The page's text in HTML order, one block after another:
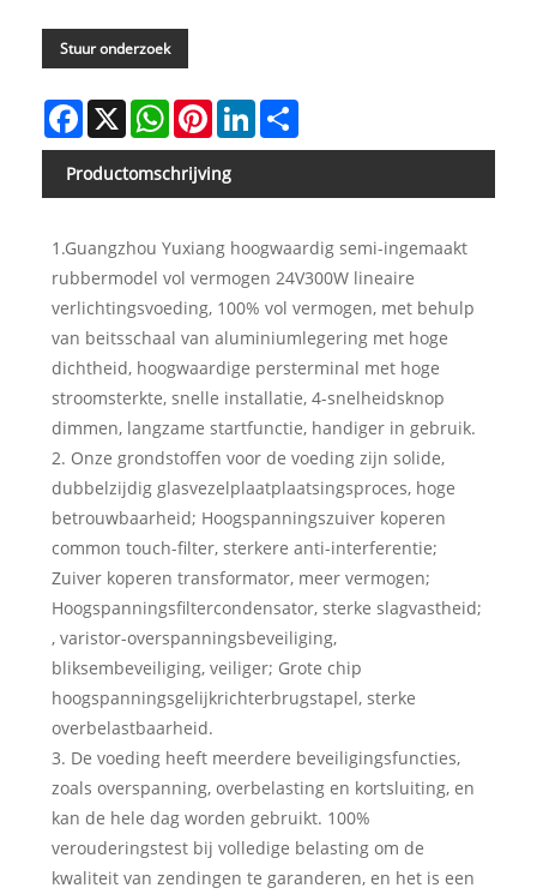
Stuur onderzoek
Facebook
X WhatsAppPinterestLinkedIn
Productomschrijving
1.Guangzhou Yuxiang hoogwaardig semi-ingemaakt
rubbermodel vol vermogen 24V300W lineaire
verlichtingsvoeding, 100% vol vermogen, met behulp
van beitsschaal van aluminiumlegering met hoge
dichtheid, hoogwaardige persterminal met hoge
stroomsterkte, snelle installatie, 4-snelheidsknop
dimmen, langzame startfunctie, handiger in gebruik.
2. Onze grondstoffen voor de voeding zijn solide,
dubbelzijdig glasvezelplaatplaatsingsproces, hoge
betrouwbaarheid; Hoogspanningszuiver koperen
common touch-filter, sterkere anti-interferentie;
Zuiver koperen transformator, meer vermogen;
Hoogspanningsfiltercondensator, sterke slagvastheid;
, varistor-overspanningsbeveiliging,
bliksembeveiliging, veiliger; Grote chip
hoogspanningsgelijkrichterbrugstapel, sterke
overbelastbaarheid.
3. De voeding heeft meerdere beveiligingsfuncties,
zoals overspanning, overbelasting en kortsluiting, en
kan de hele dag worden gebruikt. 100%
verouderingstest bij volledige belasting om de
kwaliteit van zendingen te garanderen, en het is een